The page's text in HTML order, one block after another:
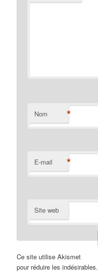
Nom *
E-mail *
Site web
Ce site utilise Akismet
pour réduire les indésirables.